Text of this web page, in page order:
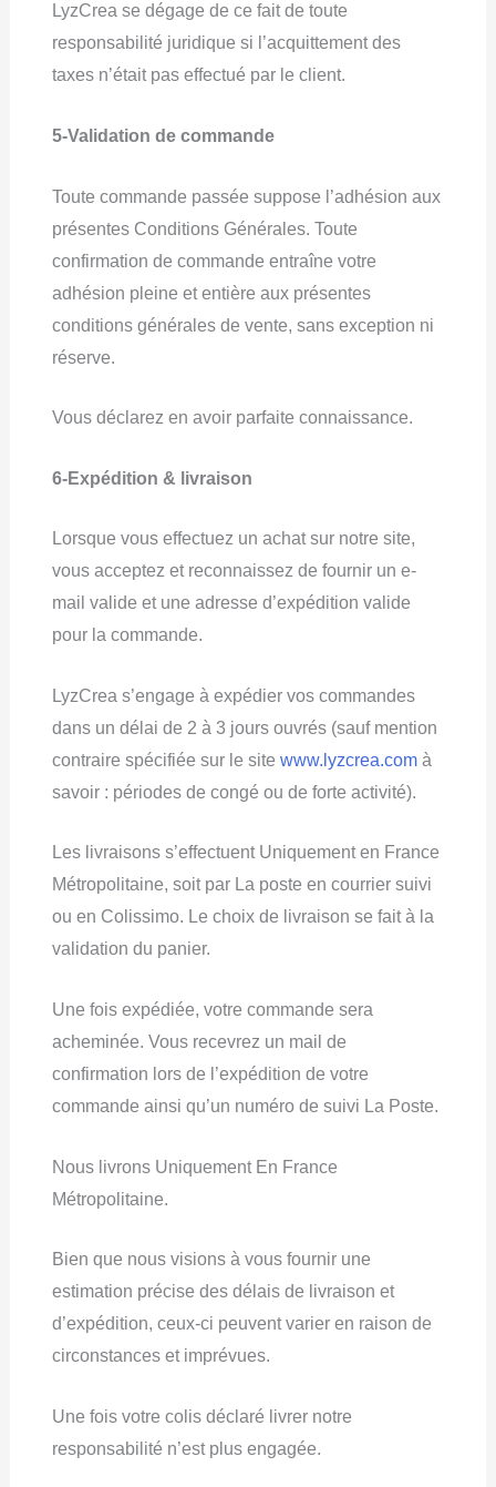
LyzCrea se dégage de ce fait de toute
responsabilité juridique si l’acquittement des
taxes n’était pas effectué par le client.
5-Validation de commande
Toute commande passée suppose l’adhésion aux
présentes Conditions Générales. Toute
confirmation de commande entraîne votre
adhésion pleine et entière aux présentes
conditions générales de vente, sans exception ni
réserve.
Vous déclarez en avoir parfaite connaissance.
6-Expédition & livraison
Lorsque vous effectuez un achat sur notre site,
vous acceptez et reconnaissez de fournir un e-
mail valide et une adresse d’expédition valide
pour la commande.
LyzCrea s’engage à expédier vos commandes
dans un délai de 2 à 3 jours ouvrés (sauf mention
contraire spécifiée sur le sitewww.lyzcrea.com à
savoir : périodes de congé ou de forte activité).
Les livraisons s’effectuent Uniquement en France
Métropolitaine, soit par La poste en courrier suivi
ou en Colissimo. Le choix de livraison se fait à la
validation du panier.
Une fois expédiée, votre commande sera
acheminée. Vous recevrez un mail de
confirmation lors de l’expédition de votre
commande ainsi qu’un numéro de suivi La Poste.
Nous livrons Uniquement En France
Métropolitaine.
Bien que nous visions à vous fournir une
estimation précise des délais de livraison et
d’expédition, ceux-ci peuvent varier en raison de
circonstances et imprévues.
Une fois votre colis déclaré livrer notre
responsabilité n’est plus engagée.